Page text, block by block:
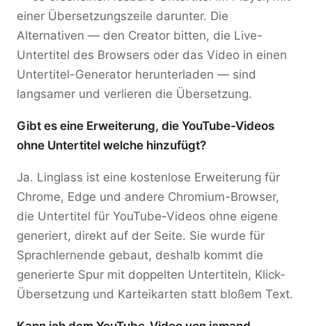
einer Übersetzungszeile darunter. Die
Alternativen — den Creator bitten, die Live-
Untertitel des Browsers oder das Video in einen
Untertitel-Generator herunterladen — sind
langsamer und verlieren die Übersetzung.
Gibt es eine Erweiterung, die YouTube-Videos
ohne Untertitel welche hinzufügt?
Ja. Linglass ist eine kostenlose Erweiterung für
Chrome, Edge und andere Chromium-Browser,
die Untertitel für YouTube-Videos ohne eigene
generiert, direkt auf der Seite. Sie wurde für
Sprachlernende gebaut, deshalb kommt die
generierte Spur mit doppelten Untertiteln, Klick-
Übersetzung und Karteikarten statt bloßem Text.